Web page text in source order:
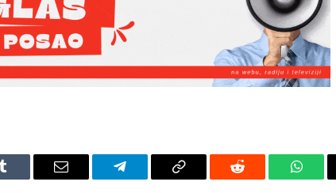
Tumblr Email Telegram Copy
Reddit